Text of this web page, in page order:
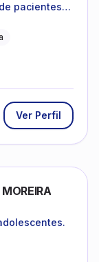
pacientes
Ver Perfil